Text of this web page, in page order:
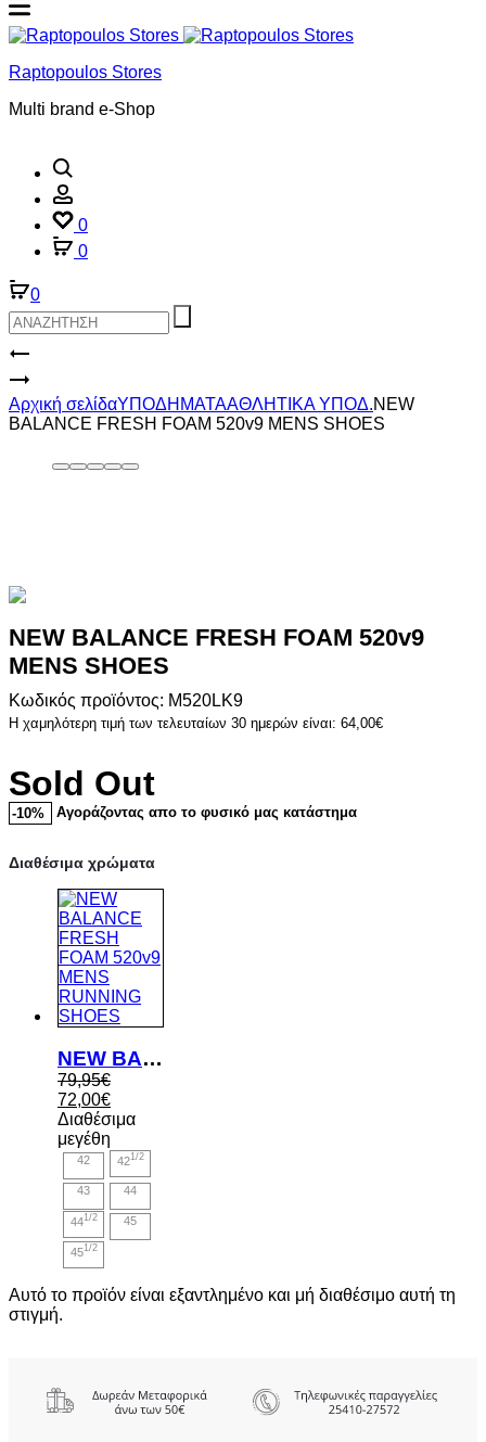
Raptopoulos Stores
Multi brand e-Shop
0
0
0
Product
navigation
ΒΕΡΜΟΥΔΑ
ΑΘΛΗΤΙΚΗ
GUESS
JEANS
ΚΑΠΕΛΟ
Αρχική σελίδαΥΠΟΔΗΜΑΤΑΑΘΛΗΤΙΚΑ ΥΠΟΔ.NEW
BALANCE FRESH FOAM 520v9 MENS SHOES
NEW BALANCE FRESH FOAM 520v9
MENS SHOES
Κωδικός προϊόντος: M520LK9
Η χαμηλότερη τιμή των τελευταίων 30 ημερών είναι: 64,00€
Sold Out
-10% Αγοράζοντας απο το φυσικό μας κατάστημα
Διαθέσιμα χρώματα
NEW BALANCE FRESH FOAM 520v9 MENS RUNNING SHOES
79,95€Original
price
was:
72,00€Η
τρέχουσα
είναι:
72,00€.
Διαθέσιμα
μεγέθη
42 421/2
43 44
441/2 45
451/2
Αυτό το προϊόν είναι εξαντλημένο και μή διαθέσιμο αυτή τη
στιγμή.